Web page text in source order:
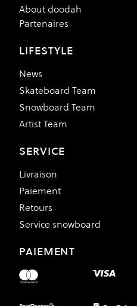
About doodah
Partenaires
LIFESTYLE
News
Skateboard Team
Snowboard Team
Artist Team
SERVICE
Livraison
Paiement
Retours
Service snowboard
PAIEMENT